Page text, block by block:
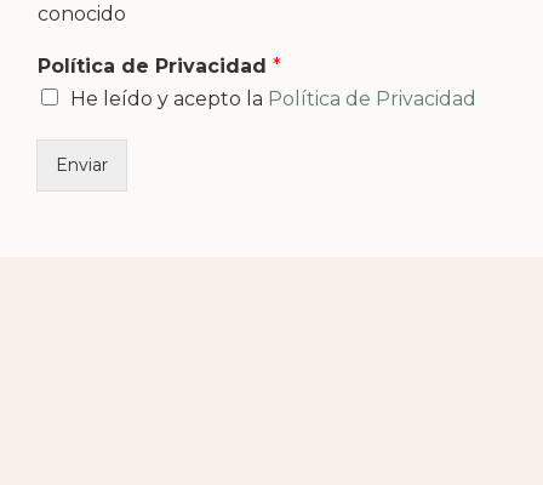
conocido
Política de Privacidad *
He leído y acepto la Política de Privacidad
Enviar